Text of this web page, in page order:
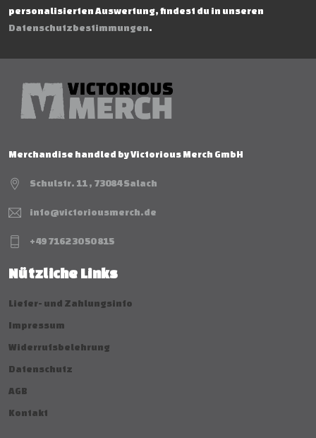
personalisierten Auswertung, findest du in unseren
Datenschutzbestimmungen.
Merchandise handled by Victorious Merch GmbH
Schulstr. 11 , 73084 Salach
info@victoriousmerch.de
+49 7162 30 50 815
Nützliche Links
Liefer- und Zahlungsinfo
Impressum
Widerrufsbelehrung
Datenschutz
AGB
Kontakt